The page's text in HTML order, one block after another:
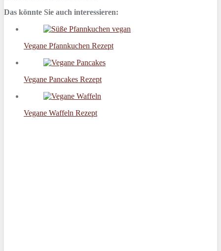
Das könnte Sie auch interessieren:
Vegane Pfannkuchen Rezept
Vegane Pancakes Rezept
Vegane Waffeln Rezept